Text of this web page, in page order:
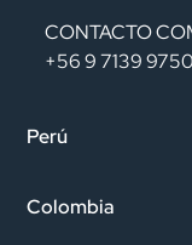
CONTACTO
+56 9 7139 9750
Perú
Colombia